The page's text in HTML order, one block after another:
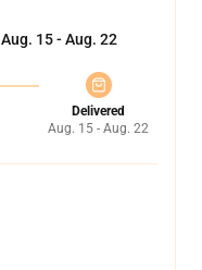
Aug. 15 - Aug. 22
Delivered
Aug. 15 - Aug. 22